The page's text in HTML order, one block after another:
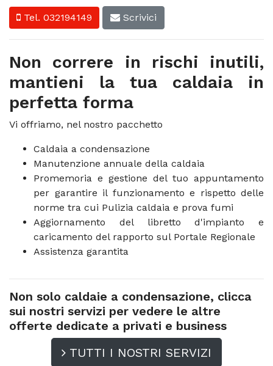
Tel. 032194149 Scrivici
Non correre in rischi inutili,
mantieni la tua caldaia in
perfetta forma
Vi offriamo, nel nostro pacchetto
Caldaia a condensazione
Manutenzione annuale della caldaia
Promemoria e gestione del tuo appuntamento
per garantire il funzionamento e rispetto delle
norme tra cui Pulizia caldaia e prova fumi
Aggiornamento del libretto d'impianto e
caricamento del rapporto sul Portale Regionale
Assistenza garantita
Non solo caldaie a condensazione, clicca
sui nostri servizi per vedere le altre
offerte dedicate a privati e business
TUTTI I NOSTRI SERVIZI